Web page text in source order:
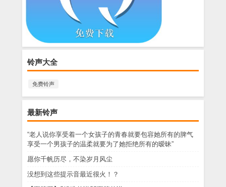
铃声大全
免费铃声
最新铃声
“老人说你享受着一个女孩子的青春就要包容她所有的脾气
享受一个男孩子的温柔就要为了她拒绝所有的暧昧”
愿你千帆历尽，不染岁月风尘
没想到这些提示音最近很火！？